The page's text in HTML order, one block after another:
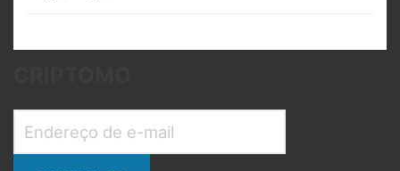
Endereço
de